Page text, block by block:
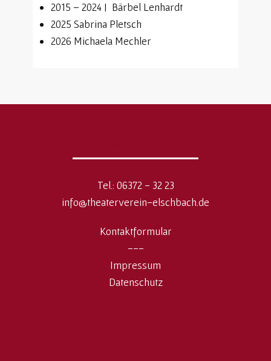
2015 – 2024 | Bärbel Lenhardt
2025 Sabrina Pletsch
2026 Michaela Mechler
Tel.: 06372 - 32 23
info@theaterverein-elschbach.de
Kontaktformular
---
Impressum
Datenschutz